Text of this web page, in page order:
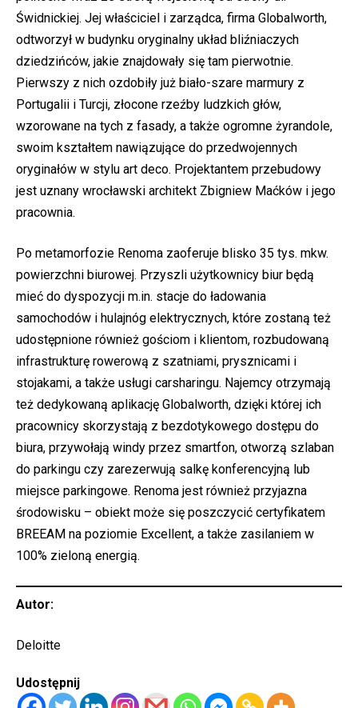
Świdnickiej. Jej właściciel i zarządca, firma Globalworth,
odtworzył w budynku oryginalny układ bliźniaczych
dziedzińców, jakie znajdowały się tam pierwotnie.
Pierwszy z nich ozdobiły już biało-szare marmury z
Portugalii i Turcji, złocone rzeźby ludzkich głów,
wzorowane na tych z fasady, a także ogromne żyrandole,
swoim kształtem nawiązujące do przedwojennych
oryginałów w stylu art deco. Projektantem przebudowy
jest uznany wrocławski architekt Zbigniew Maćków i jego
pracownia.
Po metamorfozie Renoma zaoferuje blisko 35 tys. mkw.
powierzchni biurowej. Przyszli użytkownicy biur będą
mieć do dyspozycji m.in. stacje do ładowania
samochodów i hulajnóg elektrycznych, które zostaną też
udostępnione również gościom i klientom, rozbudowaną
infrastrukturę rowerową z szatniami, prysznicami i
stojakami, a także usługi carsharingu. Najemcy otrzymają
też dedykowaną aplikację Globalworth, dzięki której ich
pracownicy skorzystają z bezdotykowego dostępu do
biura, przywołają windy przez smartfon, otworzą szlaban
do parkingu czy zarezerwują salkę konferencyjną lub
miejsce parkingowe. Renoma jest również przyjazna
środowisku – obiekt może się poszczycić certyfikatem
BREEAM na poziomie Excellent, a także zasilaniem w
100% zieloną energią.
Autor:
Deloitte
Udostępnij